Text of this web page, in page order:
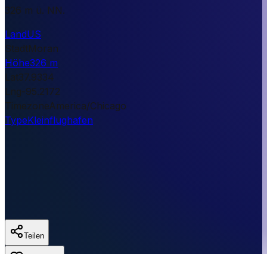
326 m ü. NN.
LandUS
StadtMoran
Höhe326 m
Lat37.9334
Lng-95.2172
TimezoneAmerica/Chicago
TypeKleinflughafen
Teilen